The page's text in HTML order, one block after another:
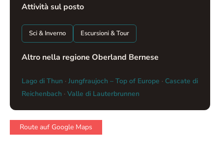
Attività sul posto
Sci & Inverno Escursioni & Tour
Altro nella regione Oberland Bernese
Lago di Thun · Jungfraujoch – Top of Europe · Cascate di
Reichenbach · Valle di Lauterbrunnen
Route auf Google Maps